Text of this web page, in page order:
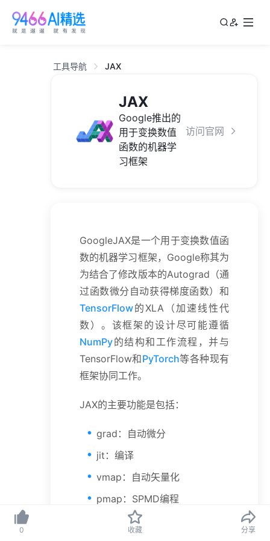
0 收藏 分享
工具导航 JAX
JAX
Google推出的
用于变换数值
函数的机器学
习框架
访问官网
GoogleJAX是一个用于变换数值函
数的机器学习框架，Google称其为
为结合了修改版本的Autograd（通
过函数微分自动获得梯度函数）和
TensorFlow的XLA（加速线性代
数）。该框架的设计尽可能遵循
NumPy的结构和工作流程，并与
TensorFlow和PyTorch等各种现有
框架协同工作。
JAX的主要功能是包括：
grad：自动微分
jit：编译
vmap：自动矢量化
pmap：SPMD编程